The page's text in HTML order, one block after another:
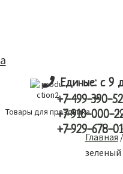
Единые: с 9
+7-499-390-
+7-910-000-
+7-929-678-
Товары для праздника
Главная/
зеленый